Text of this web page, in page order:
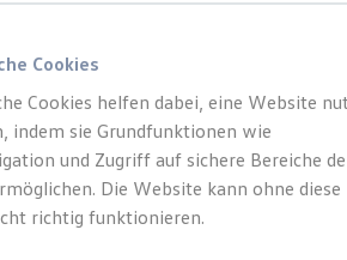
Angebote
Leasing
Gebrauchtwagen-Leasing
Leasing
Leasing
ohne Anzahlung
klarer
Cookies
Cookies helfen dabei, eine Website
indem sie Grundfunktionen wie
und Zugriff auf sichere Bereiche
Die Website kann ohne diese
richtig funktionieren.